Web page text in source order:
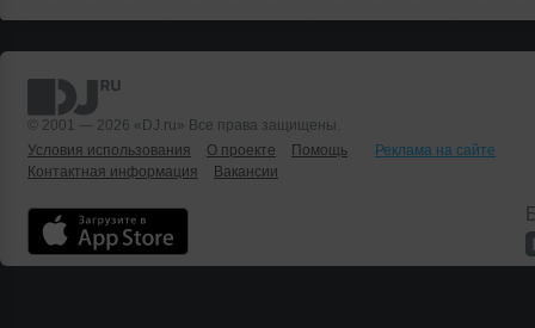
© 2001 — 2026 «DJ.ru» Все права защищены.
Условия использования
О проекте Помощь
Реклама на сайте
Контактная информация
Вакансии